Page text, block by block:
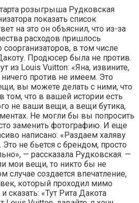
розыгрыша Рудковская
показать список
на это он объяснил, что из-за
расходов пришлось
соорганизаторов, в том числе
Продюсер была не против.
из Louis Vuitton: «Яна, извините,
против не имеем. Это
вы можете делать с ними, что
том, что в вашей истории есть
не ваши вещи, а вещи бутика,
Не могли бы вы попросить
заменить фотографию. И еще
написано: «Раздаем халяву
Это не бьется с брендом, просто
— рассказала Рудковская. —
мои вещи, то никто бы не
случае создается впечатление,
который проходил мимо
сказать: «Тут Рита Дакота